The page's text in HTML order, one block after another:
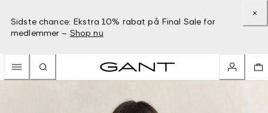
Sidste chance: Ekstra 10% rabat på Final Sale for
medlemmer – Shop nu